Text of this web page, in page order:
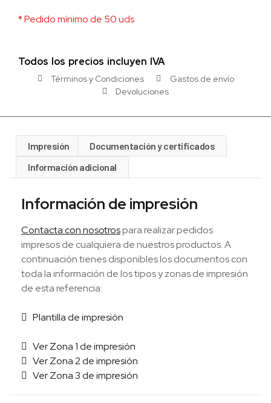
* Pedido mínimo de 50 uds
Todos los precios incluyen IVA
Términos y Condiciones
Gastos de envío
Devoluciones
Impresión
Documentación y certificados
Información adicional
Información de impresión
Contacta con nosotrospara realizar pedidos
impresos de cualquiera de nuestros productos. A
continuación tienes disponibles los documentos con
toda la información de los tipos y zonas de impresión
de esta referencia:
Plantilla de impresión
Ver Zona 1 de impresión
Ver Zona 2 de impresión
Ver Zona 3 de impresión